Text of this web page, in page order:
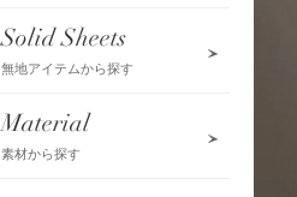
Solid Sheets
無地アイテムから探す
Material
素材から探す